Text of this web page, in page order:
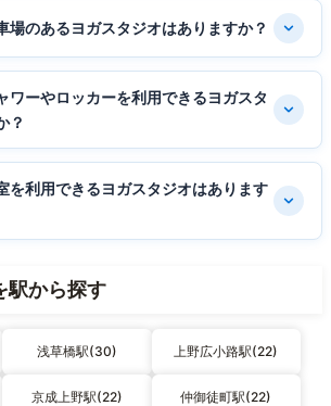
場のあるヨガスタジオはありますか？
ワーやロッカーを利用できるヨガスタ
？
を利用できるヨガスタジオはあります
駅から探す
浅草橋駅(30) 上野広小路駅(22)
京成上野駅(22) 仲御徒町駅(22)